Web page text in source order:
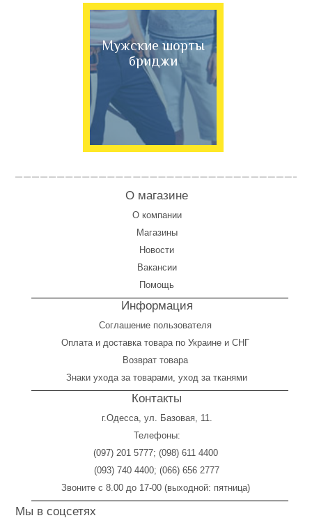
Мужские шорты
бриджи
О магазине
О компании
Магазины
Новости
Вакансии
Помощь
Информация
Соглашение пользователя
Оплата и доставка товара по Украине и СНГ
Возврат товара
Знаки ухода за товарами, уход за тканями
Контакты
г.Одесса, ул. Базовая, 11.
Телефоны:
(097) 201 5777; (098) 611 4400
(093) 740 4400; (066) 656 2777
Звоните с 8.00 до 17-00 (выходной: пятница)
Мы в соцсетях